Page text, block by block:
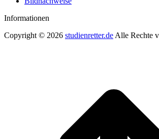
Informationen
Copyright © 2026 studienretter.deAlle Rechte